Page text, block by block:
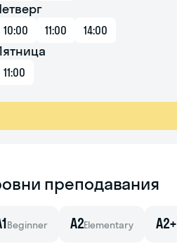
10:00 11:00 14:00
11:00
преподавания
Beginner A2Elementary A2+